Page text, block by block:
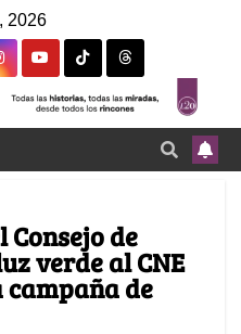
2026
de
verde al CNE
de